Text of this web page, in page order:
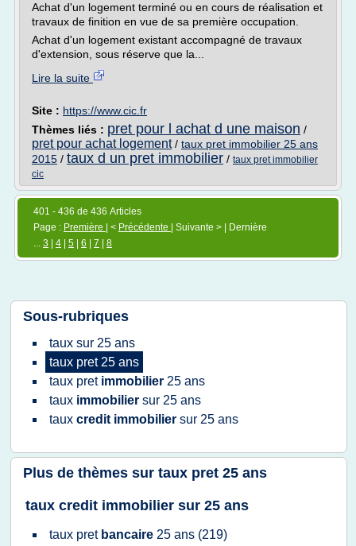
Achat d'un logement terminé ou en cours de réalisation et
travaux de finition en vue de sa première occupation.
Achat d'un logement existant accompagné de travaux
d'extension, sous réserve que la...
Lire la suite
Site : https://www.cic.fr
Thèmes liés : pret pour l achat d une maison /
pret pour achat logement/ taux pret immobilier 25 ans
2015 / taux d un pret immobilier / taux pret immobilier
cic
401 - 436 de 436 Articles
Page : Première | < Précédente
| Suivante > | Dernière
... 3 4 5 6 7 8
Sous-rubriques
taux sur 25 ans
taux pret 25 ans
taux pret immobilier 25 ans
taux immobilier sur 25 ans
taux credit immobilier sur 25 ans
Plus de thèmes sur taux pret 25 ans
taux credit immobilier sur 25 ans
taux pret bancaire 25 ans (219)